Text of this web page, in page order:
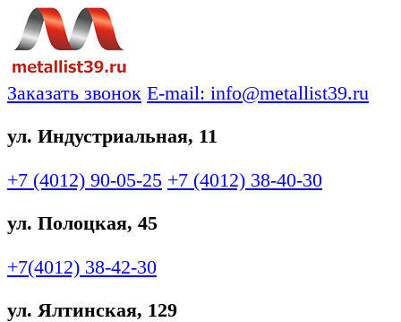
Заказать звонок E-mail: info@metallist39.ru
ул. Индустриальная, 11
+7 (4012) 90-05-25 +7 (4012) 38-40-30
ул. Полоцкая, 45
+7(4012) 38-42-30
ул. Ялтинская, 129